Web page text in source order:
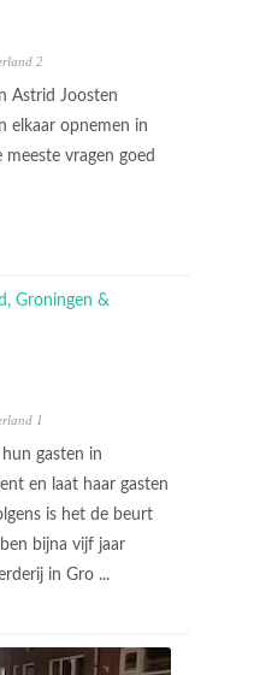
2
Astrid Joosten
elkaar opnemen in
vragen goed
1
gasten in
en laat haar gasten
is het de beurt
bijna vijf jaar
in Gro ...